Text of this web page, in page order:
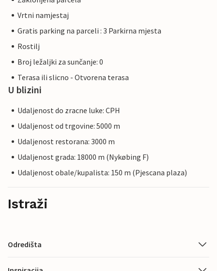
Vrtni namjestaj
Gratis parking na parceli : 3 Parkirna mjesta
Rostilj
Broj ležaljki za sunčanje: 0
Terasa ili slicno - Otvorena terasa
U blizini
Udaljenost do zracne luke: CPH
Udaljenost od trgovine: 5000 m
Udaljenost restorana: 3000 m
Udaljenost grada: 18000 m (Nykøbing F)
Udaljenost obale/kupalista: 150 m (Pjescana plaza)
Istraži
Odredišta